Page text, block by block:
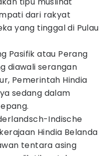
dari rakyat
yang tinggal di Pulau
Pasifik atau Perang
diawali serangan
Pemerintah Hindia
sedang dalam
Indische
Hindia Belanda
tentara asing